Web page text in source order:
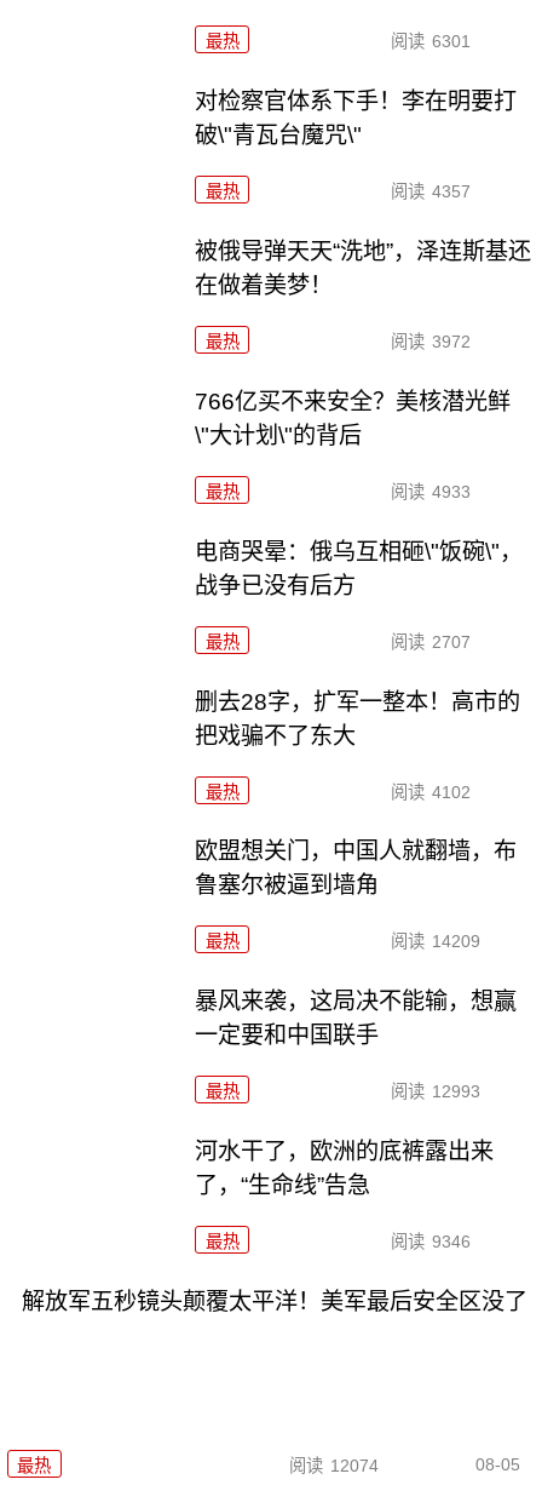
最热 阅读 6301
对检察官体系下手！李在明要打
破\"青瓦台魔咒\"
最热 阅读 4357
被俄导弹天天“洗地”，泽连斯基还
在做着美梦！
最热 阅读 3972
766亿买不来安全？美核潜光鲜
\"大计划\"的背后
最热 阅读 4933
电商哭晕：俄乌互相砸\"饭碗\"，
战争已没有后方
最热 阅读 2707
删去28字，扩军一整本！高市的
把戏骗不了东大
最热 阅读 4102
欧盟想关门，中国人就翻墙，布
鲁塞尔被逼到墙角
最热 阅读 14209
暴风来袭，这局决不能输，想赢
一定要和中国联手
最热 阅读 12993
河水干了，欧洲的底裤露出来
了，“生命线”告急
最热 阅读 9346
解放军五秒镜头颠覆太平洋！美军最后安全区没了
最热 阅读 12074 08-05